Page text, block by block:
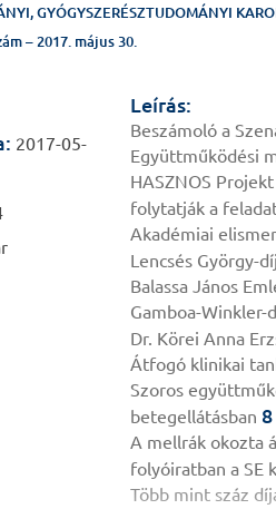
GYÓGYSZERÉSZTUDOMÁNYI
– 2017. május 30.
2017-05-
Leírás:
Beszámoló a
Együttműködési
HASZNOS
folytatják a
Akadémiai
Lencsés György-
Balassa János
Gamboa-Winkler-
Dr. Körei Anna
Átfogó klinikai
Szoros
betegellátásban 8
A mellrák okozta
folyóiratban a SE
Több mint száz